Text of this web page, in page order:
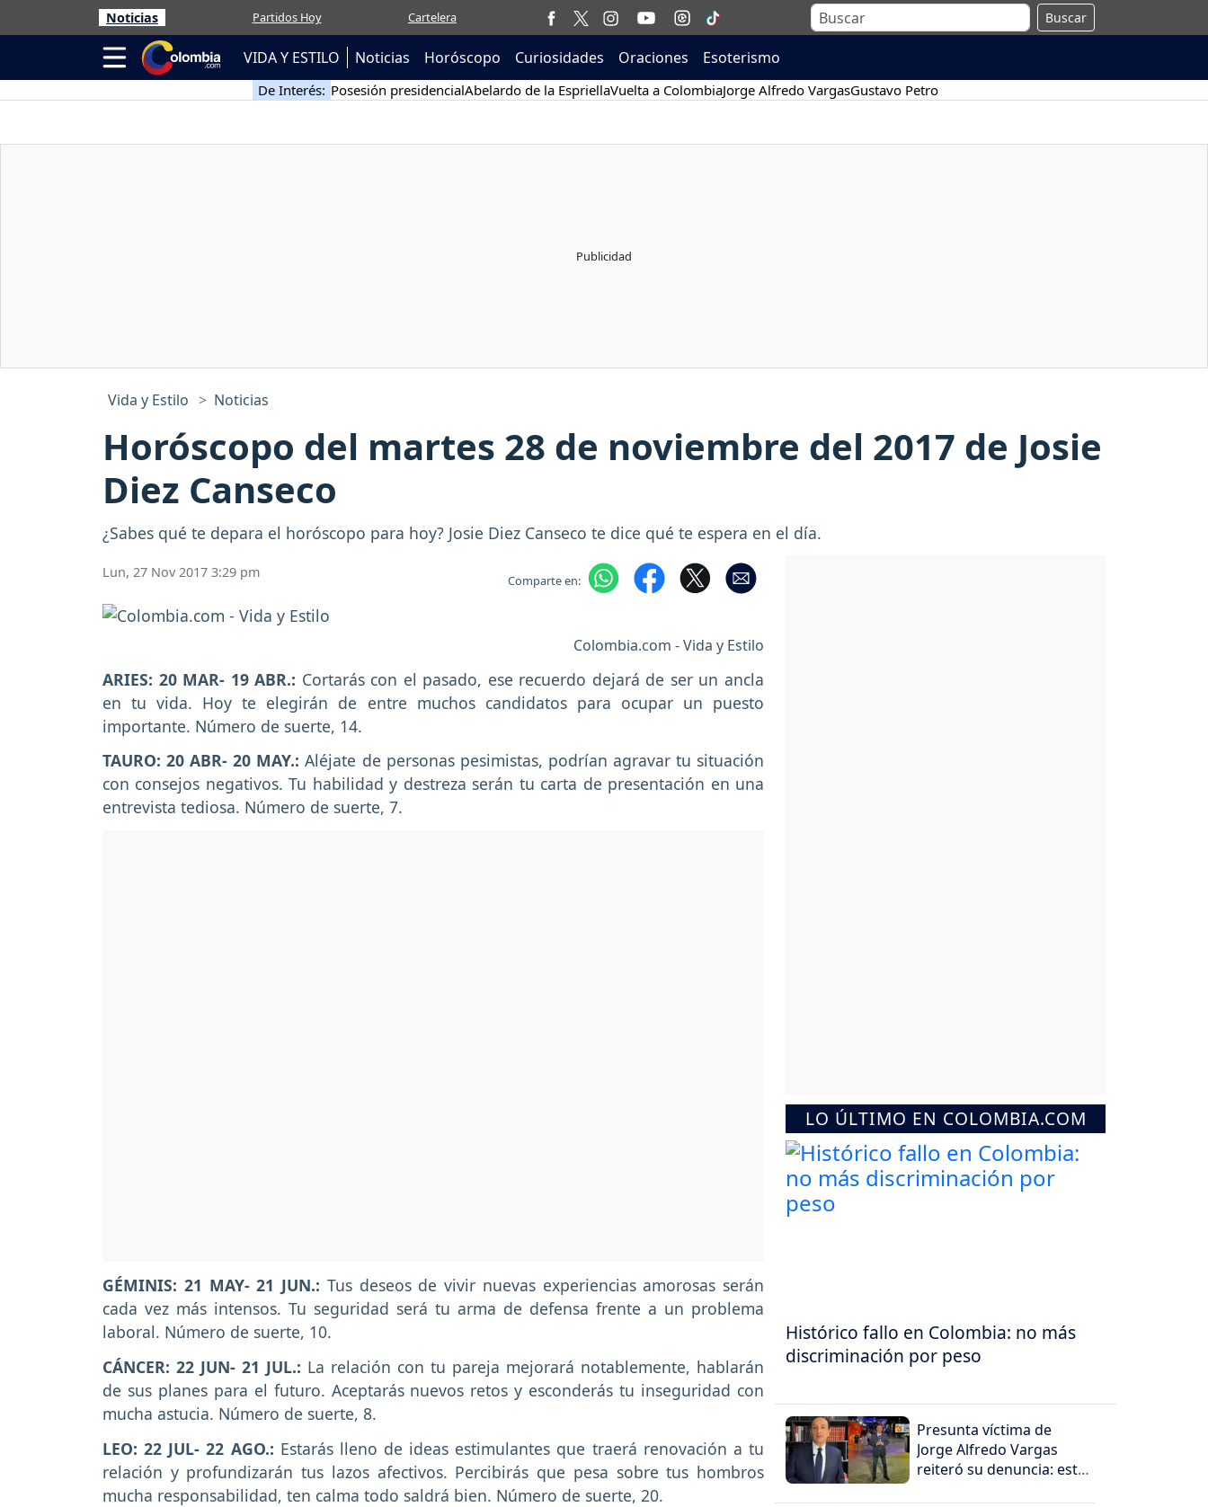
Noticias Partidos Hoy Cartelera Buscar
VIDA Y ESTILO Noticias Horóscopo Curiosidades Oraciones Esoterismo
De Interés: Posesión presidencialAbelardo de la EspriellaVuelta a ColombiaJorge Alfredo VargasGustavo Petro
Vida y Estilo Noticias
Horóscopo del martes 28 de noviembre del 2017 de Josie
Diez Canseco
¿Sabes qué te depara el horóscopo para hoy? Josie Diez Canseco te dice qué te espera en el día.
Lun, 27 Nov 2017 3:29 pm Comparte en:
Colombia.com - Vida y Estilo
ARIES: 20 MAR- 19 ABR.: Cortarás con el pasado, ese recuerdo dejará de ser un ancla
en tu vida. Hoy te elegirán de entre muchos candidatos para ocupar un puesto
importante. Número de suerte, 14.
TAURO: 20 ABR- 20 MAY.: Aléjate de personas pesimistas, podrían agravar tu situación
con consejos negativos. Tu habilidad y destreza serán tu carta de presentación en una
entrevista tediosa. Número de suerte, 7.
GÉMINIS: 21 MAY- 21 JUN.: Tus deseos de vivir nuevas experiencias amorosas serán
cada vez más intensos. Tu seguridad será tu arma de defensa frente a un problema
laboral. Número de suerte, 10.
CÁNCER: 22 JUN- 21 JUL.: La relación con tu pareja mejorará notablemente, hablarán
de sus planes para el futuro. Aceptarás nuevos retos y esconderás tu inseguridad con
mucha astucia. Número de suerte, 8.
LEO: 22 JUL- 22 AGO.: Estarás lleno de ideas estimulantes que traerá renovación a tu
relación y profundizarán tus lazos afectivos. Percibirás que pesa sobre tus hombros
mucha responsabilidad, ten calma todo saldrá bien. Número de suerte, 20.
LO ÚLTIMO EN COLOMBIA.COM
Histórico fallo en Colombia: no más
discriminación por peso
Presunta víctima de
Jorge Alfredo Vargas
reiteró su denuncia: esto